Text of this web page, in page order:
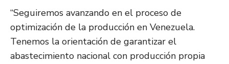
“Seguiremos avanzando en el proceso de
optimización de la producción en Venezuela.
Tenemos la orientación de garantizar el
abastecimiento nacional con producción propia